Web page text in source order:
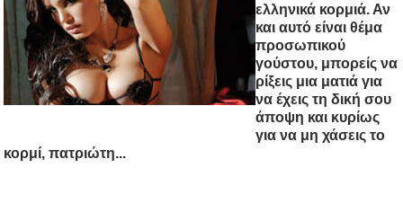
ελληνικά κορμιά. Αν
και αυτό είναι θέμα
προσωπικού
γούστου, μπορείς να
ρίξεις μια ματιά για
να έχεις τη δική σου
άποψη και κυρίως
για να μη χάσεις το
κορμί, πατριώτη...